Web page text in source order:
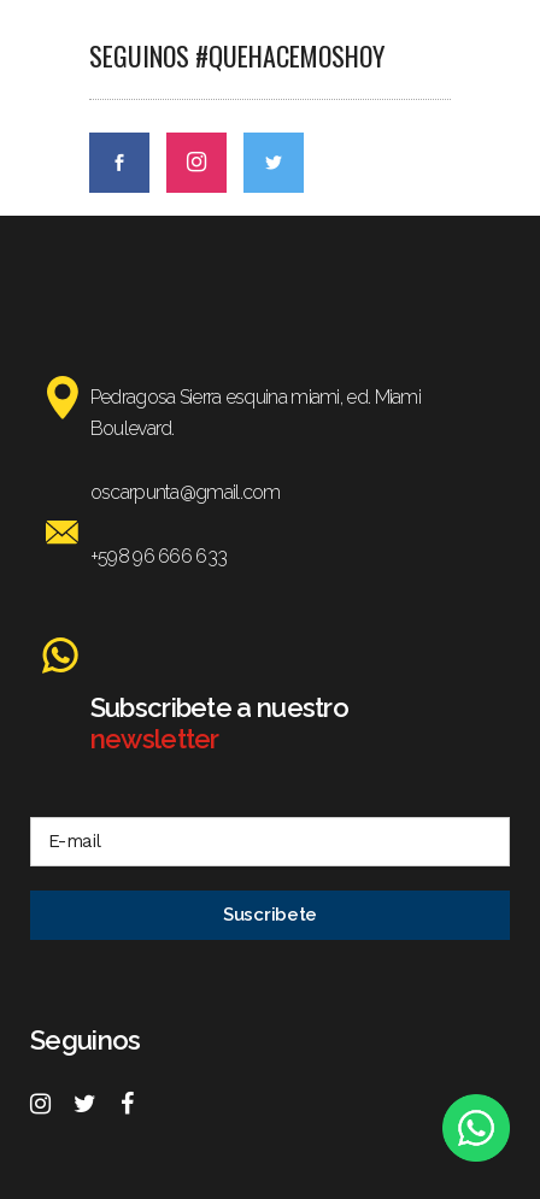
SEGUINOS #QUEHACEMOSHOY
Pedragosa Sierra esquina miami, ed. Miami
Boulevard.
oscarpunta@gmail.com
+598 96 666 633
Subscribete a nuestro
newsletter
Seguinos